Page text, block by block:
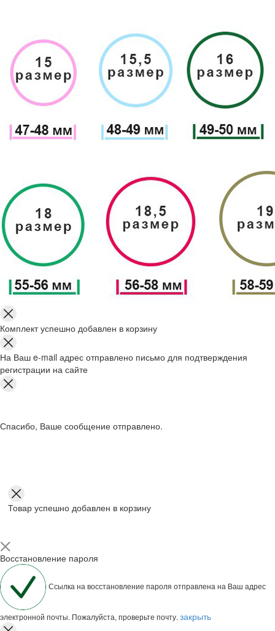
Комплект успешно добавлен в корзину
На Ваш e-mail адрес отправлено письмо для подтверждения
регистрации на сайте
Спасибо, Ваше сообщение отправлено.
Товар успешно добавлен в корзину
Восстановление пароля
Ссылка на восстановление пароля отправлена на Ваш адрес
электронной почты. Пожалуйста, проверьте почту. закрыть